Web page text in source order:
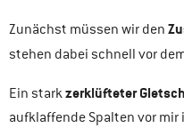
Zunächst müssen wir den
stehen dabei schnell vor
Ein starkzerklüfteter
aufklaffende Spalten vor mir